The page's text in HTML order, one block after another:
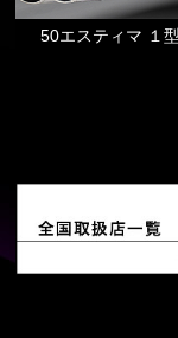
50エスティマ １